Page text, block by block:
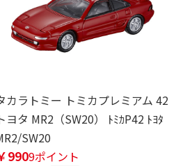
カラトミー トミカプレミアム 42
ヨタ MR2（SW20） ﾄﾐｶP42 ﾄﾖﾀ
SW20
9909ポイント